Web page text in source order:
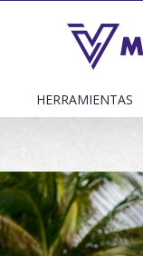
HERRAMIENTAS